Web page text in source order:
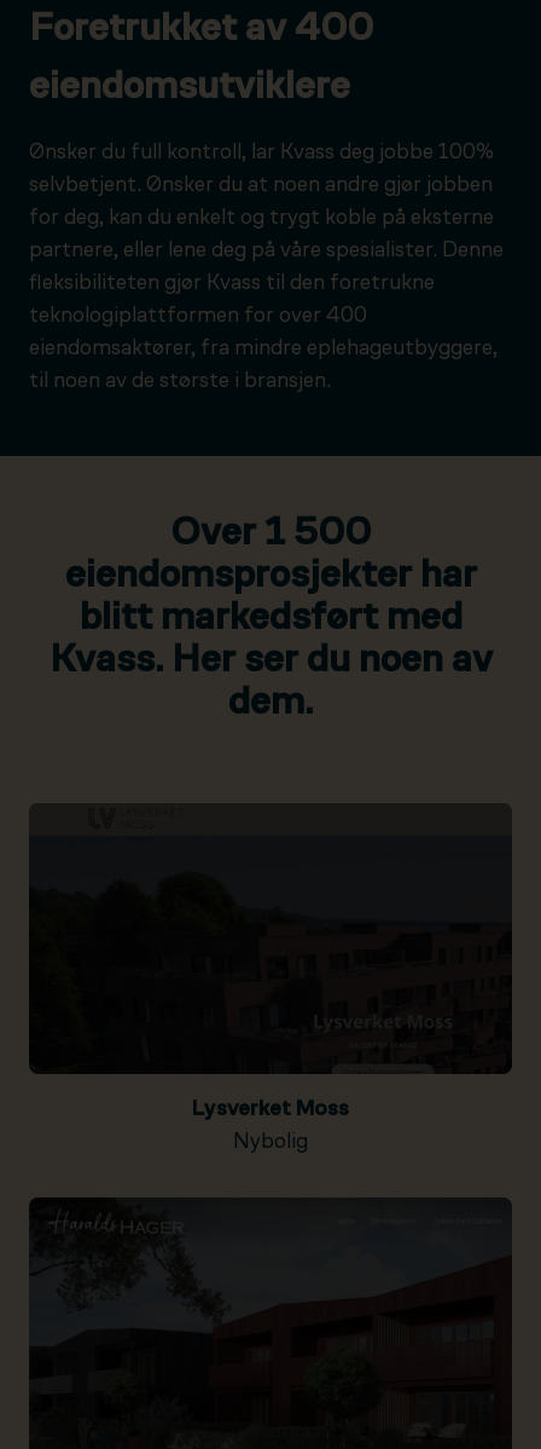
Foretrukket av 400
eiendomsutviklere
Ønsker du full kontroll, lar Kvass deg jobbe 100%
selvbetjent. Ønsker du at noen andre gjør jobben
for deg, kan du enkelt og trygt koble på eksterne
partnere, eller lene deg på våre spesialister. Denne
fleksibiliteten gjør Kvass til den foretrukne
teknologiplattformen for over 400
eiendomsaktører, fra mindre eplehageutbyggere,
til noen av de største i bransjen.
Over 1 500
eiendomsprosjekter har
blitt markedsført med
Kvass. Her ser du noen av
dem.
Lysverket Moss
Nybolig